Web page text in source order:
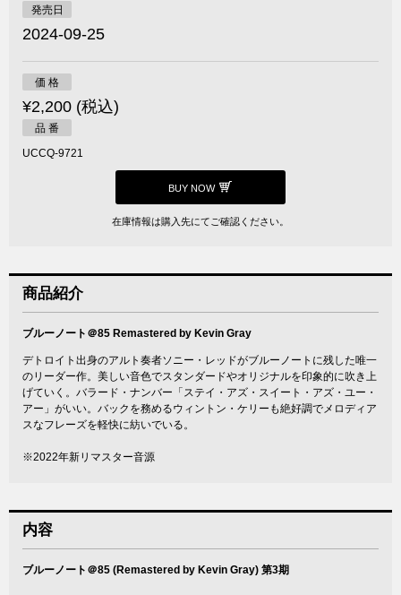
発売日
2024-09-25
価 格
¥2,200 (税込)
品 番
UCCQ-9721
BUY NOW
在庫情報は購入先にてご確認ください。
商品紹介
ブルーノート＠85 Remastered by Kevin Gray
デトロイト出身のアルト奏者ソニー・レッドがブルーノートに残した唯一
のリーダー作。美しい音色でスタンダードやオリジナルを印象的に吹き上
げていく。バラード・ナンバー「ステイ・アズ・スイート・アズ・ユー・
アー」がいい。バックを務めるウィントン・ケリーも絶好調でメロディア
スなフレーズを軽快に紡いでいる。
※2022年新リマスター音源
内容
ブルーノート＠85 (Remastered by Kevin Gray) 第3期